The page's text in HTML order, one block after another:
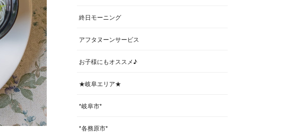
終日モーニング
アフタヌーンサービス
お子様にもオススメ♪
★岐阜エリア★
*岐阜市*
*各務原市*